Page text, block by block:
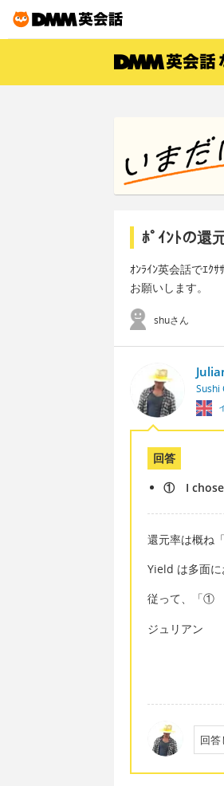
ﾎﾟｲﾝﾄの還
ｵﾝﾗｲﾝ英会話でｴｸ
お願いします。
shuさん
Sushi
回答
① I chose
還元率は概ね
Yield は多面に
従って、「①
ジュリアン
回答